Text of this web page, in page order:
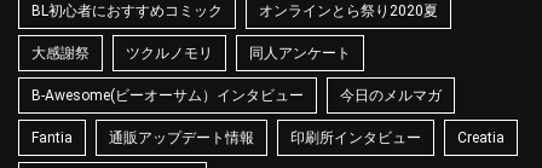
BL初心者におすすめコミック オンラインとら祭り2020夏
大感謝祭 ツクルノモリ 同人アンケート
B-Awesome(ビーオーサム）インタビュー 今日のメルマガ
Fantia 通販アップデート情報 印刷所インタビュー Creatia